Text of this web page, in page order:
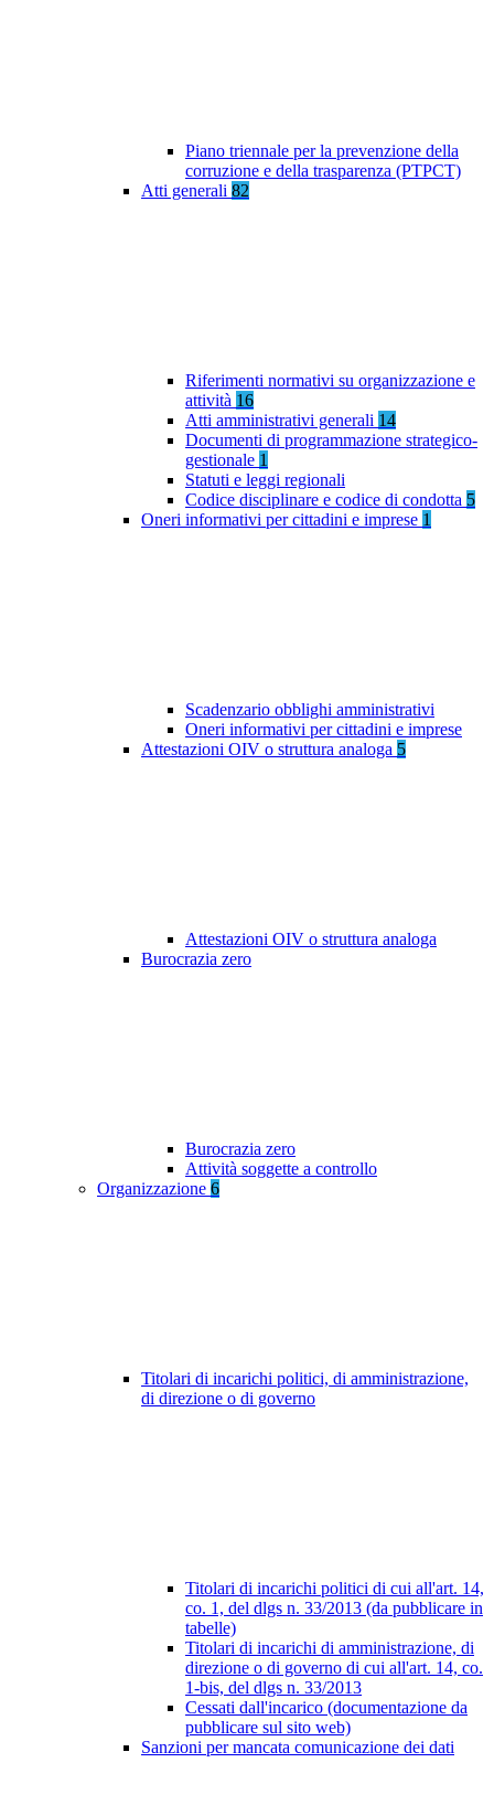
Piano triennale per la prevenzione della
corruzione e della trasparenza (PTPCT)
Atti generali 82
Riferimenti normativi su organizzazione e
attività 16
Atti amministrativi generali 14
Documenti di programmazione strategico-
gestionale 1
Statuti e leggi regionali
Codice disciplinare e codice di condotta 5
Oneri informativi per cittadini e imprese 1
Scadenzario obblighi amministrativi
Oneri informativi per cittadini e imprese
Attestazioni OIV o struttura analoga 5
Attestazioni OIV o struttura analoga
Burocrazia zero
Burocrazia zero
Attività soggette a controllo
Organizzazione 6
Titolari di incarichi politici, di amministrazione,
di direzione o di governo
Titolari di incarichi politici di cui all'art. 14,
co. 1, del dlgs n. 33/2013 (da pubblicare in
tabelle)
Titolari di incarichi di amministrazione, di
direzione o di governo di cui all'art. 14, co.
1-bis, del dlgs n. 33/2013
Cessati dall'incarico (documentazione da
pubblicare sul sito web)
Sanzioni per mancata comunicazione dei dati